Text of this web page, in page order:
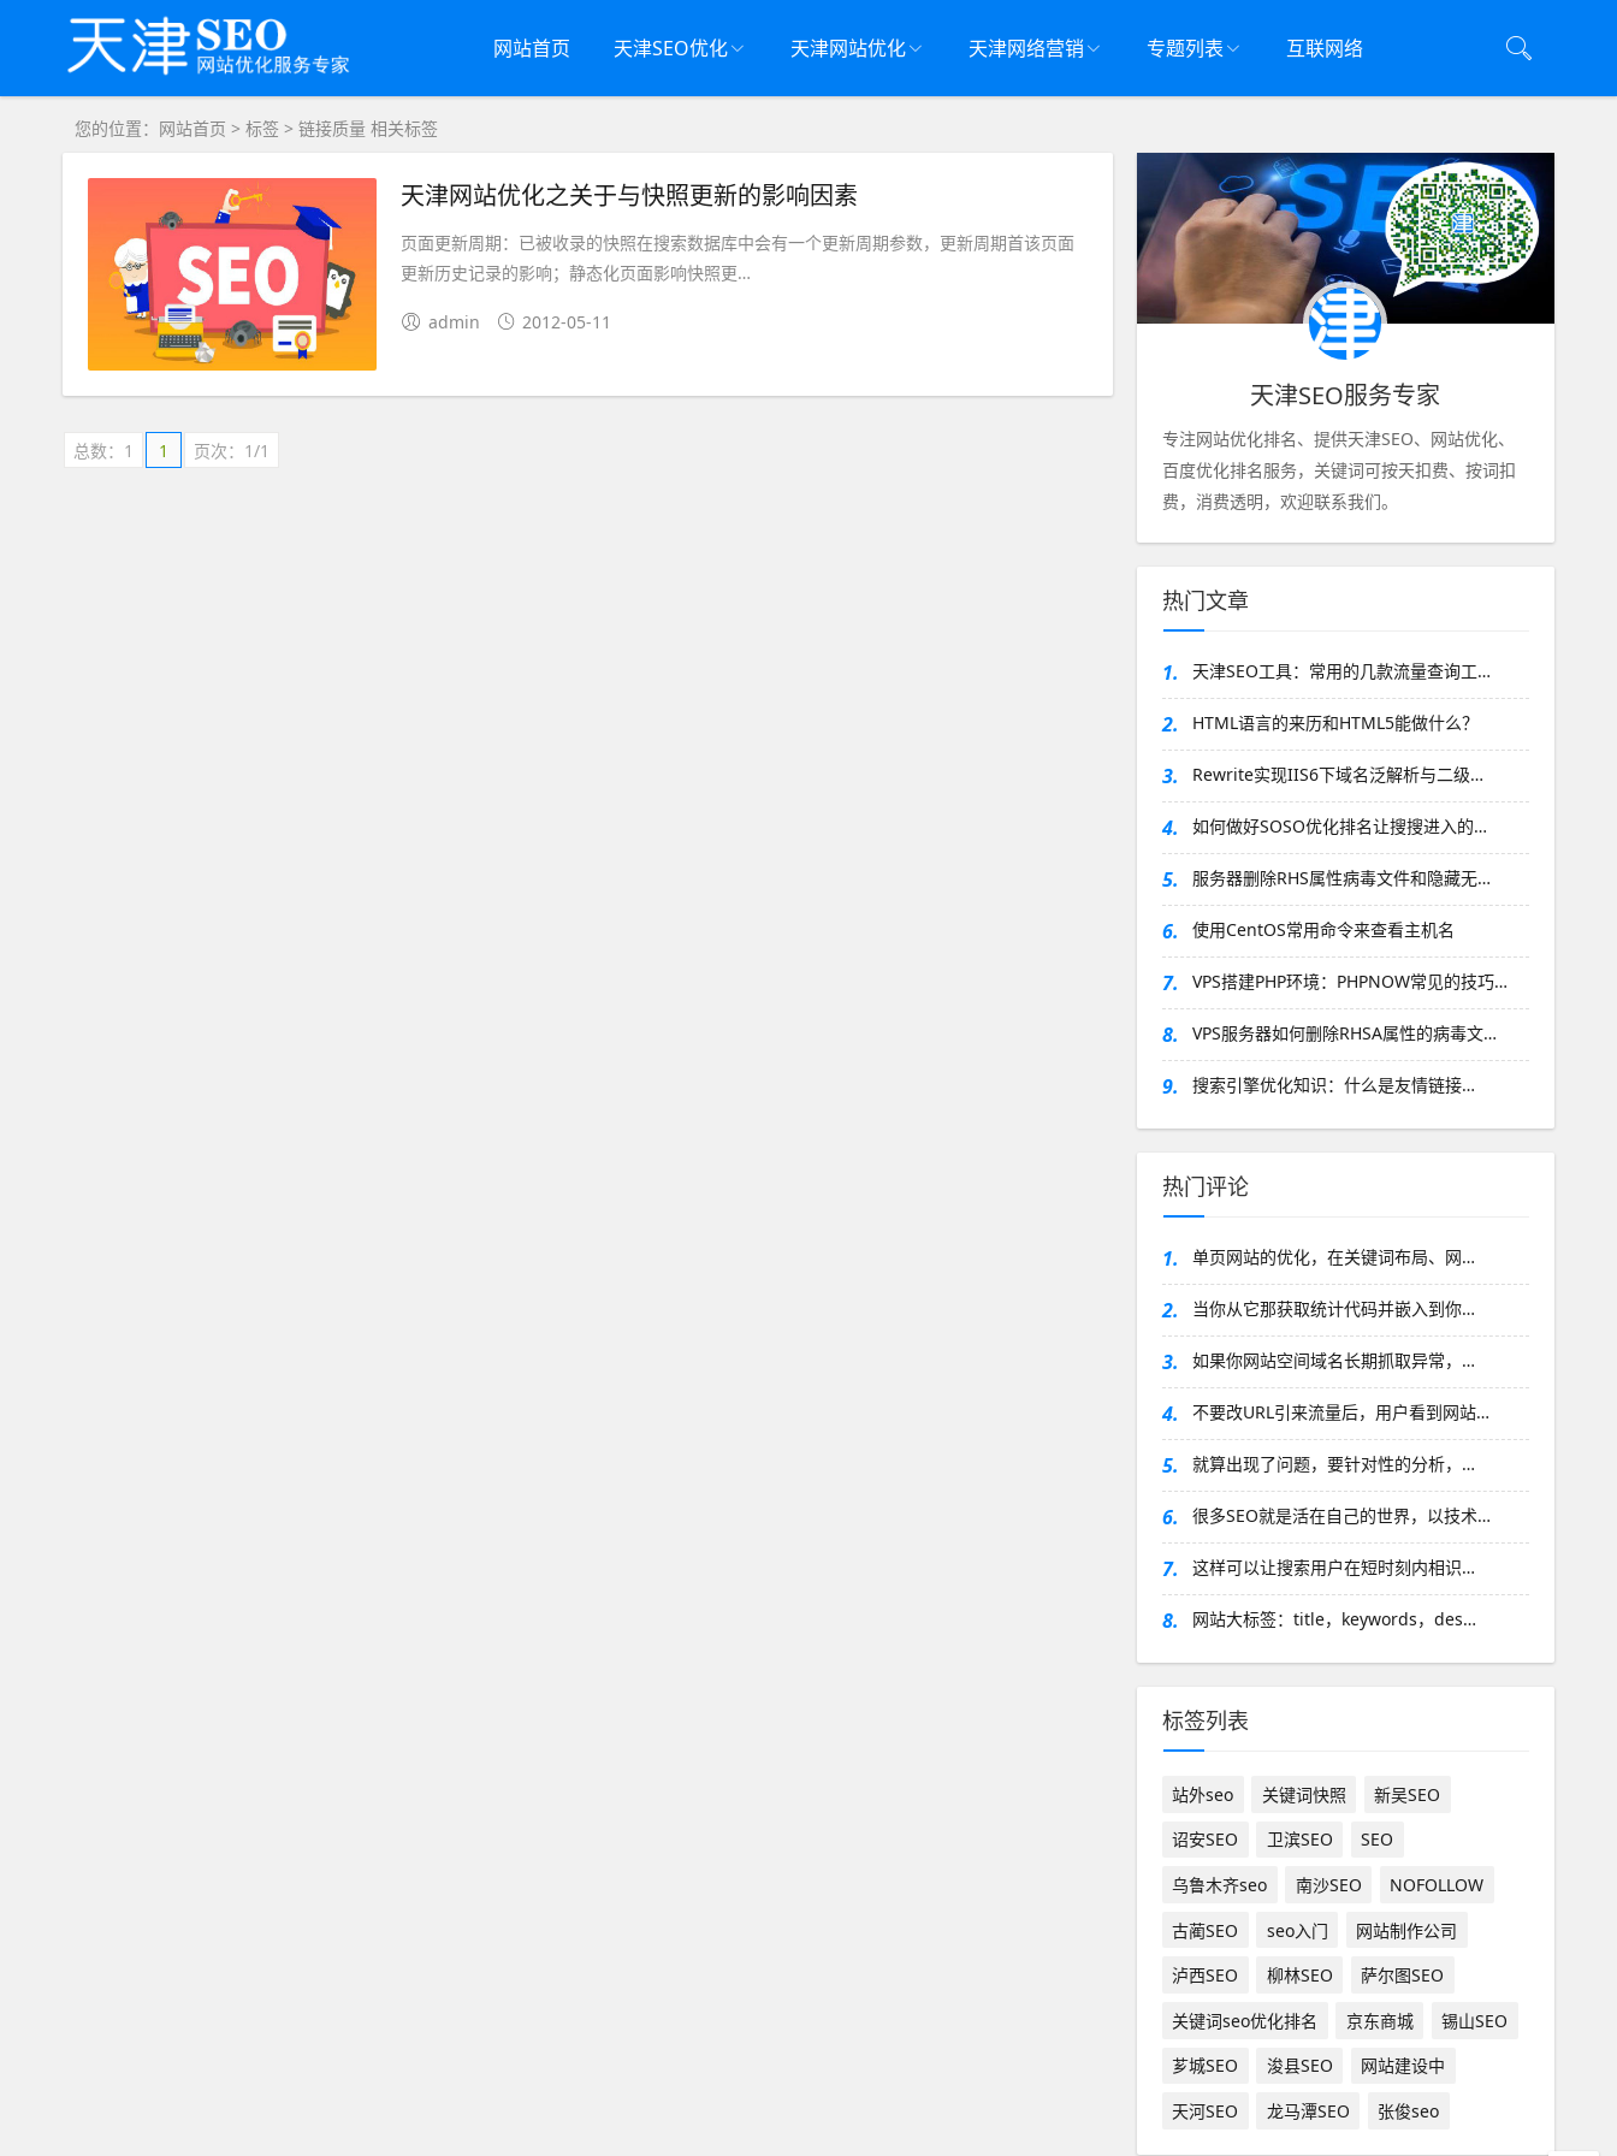
网站首页 天津SEO优化 天津网站优化 天津网络营销 专题列表 互联网络
您的位置： 网站首页 > 标签 > 链接质量 相关标签
天津网站优化之关于与快照更新的影响因素
页面更新周期：已被收录的快照在搜索数据库中会有一个更新周期参数，更新周期首该页面
更新历史记录的影响；静态化页面影响快照更…
admin 2012-05-11
总数：1 1 页次：1/1
天津SEO服务专家
专注网站优化排名、提供天津SEO、网站优化、
百度优化排名服务，关键词可按天扣费、按词扣
费，消费透明，欢迎联系我们。
热门文章
1. 天津SEO工具：常用的几款流量查询工…
2. HTML语言的来历和HTML5能做什么？
3. Rewrite实现IIS6下域名泛解析与二级…
4. 如何做好SOSO优化排名让搜搜进入的…
5. 服务器删除RHS属性病毒文件和隐藏无…
6. 使用CentOS常用命令来查看主机名
7. VPS搭建PHP环境：PHPNOW常见的技巧…
8. VPS服务器如何删除RHSA属性的病毒文…
9. 搜索引擎优化知识：什么是友情链接…
热门评论
1. 单页网站的优化，在关键词布局、网…
2. 当你从它那获取统计代码并嵌入到你…
3. 如果你网站空间域名长期抓取异常，…
4. 不要改URL引来流量后，用户看到网站…
5. 就算出现了问题，要针对性的分析，…
6. 很多SEO就是活在自己的世界，以技术…
7. 这样可以让搜索用户在短时刻内相识…
8. 网站大标签：title，keywords，des…
标签列表
站外seo 关键词快照
新吴SEO
诏安SEO
卫滨SEO
SEO
乌鲁木齐seo
南沙SEO
NOFOLLOW
古蔺SEO
seo入门
网站制作公司
泸西SEO
柳林SEO
萨尔图SEO
关键词seo优化排名
京东商城
锡山SEO
芗城SEO
浚县SEO
网站建设中
天河SEO
龙马潭SEO 张俊seo